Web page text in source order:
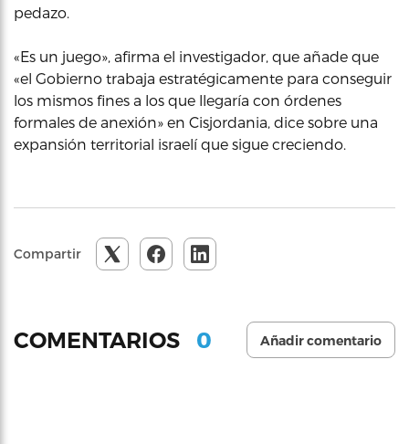
pedazo.
«Es un juego», afirma el investigador, que añade que
«el Gobierno trabaja estratégicamente para conseguir
los mismos fines a los que llegaría con órdenes
formales de anexión» en Cisjordania, dice sobre una
expansión territorial israelí que sigue creciendo.
Compartir
COMENTARIOS 0 Añadir comentario